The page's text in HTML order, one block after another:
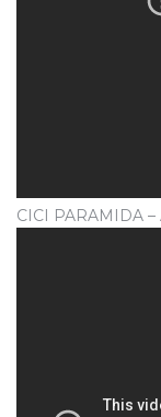
CICI PARAMIDA